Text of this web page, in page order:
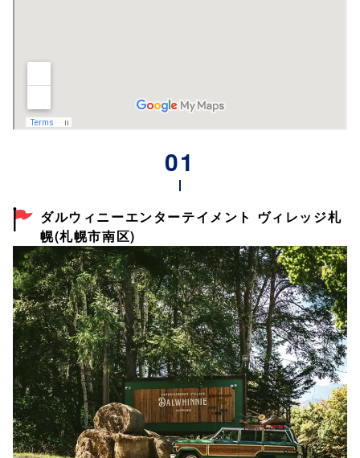
ダルウィニーエンターテイメント ヴィレッジ札
幌(札幌市南区)